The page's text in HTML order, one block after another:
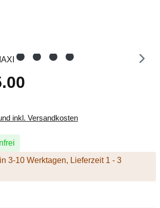
inkl. Versandkosten
3-10 Werktagen, Lieferzeit 1 - 3